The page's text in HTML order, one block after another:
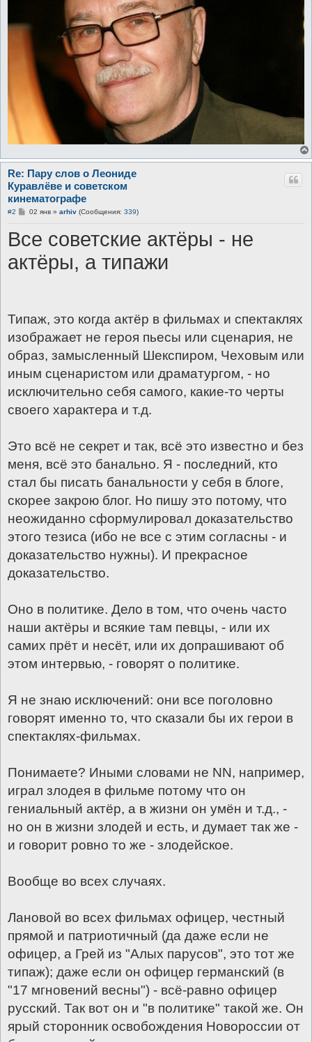
Re: Пару слов о Леониде
Куравлёве и советском
кинематографе
#2
С
б
щ
н
и
02 янв» arhiv(Сообщения: 339)
Все советские актёры - не
актёры, а типажи
Типаж, это когда актёр в фильмах и спектаклях
изображает не героя пьесы или сценария, не
образ, замысленный Шекспиром, Чеховым или
иным сценаристом или драматургом, - но
исключительно себя самого, какие-то черты
своего характера и т.д.
Это всё не секрет и так, всё это известно и без
меня, всё это банально. Я - последний, кто
стал бы писать банальности у себя в блоге,
скорее закрою блог. Но пишу это потому, что
неожиданно сформулировал доказательство
этого тезиса (ибо не все с этим согласны - и
доказательство нужны). И прекрасное
доказательство.
Оно в политике. Дело в том, что очень часто
наши актёры и всякие там певцы, - или их
самих прёт и несёт, или их допрашивают об
этом интервью, - говорят о политике.
Я не знаю исключений: они все поголовно
говорят именно то, что сказали бы их герои в
спектаклях-фильмах.
Понимаете? Иными словами не NN, например,
играл злодея в фильме потому что он
гениальный актёр, а в жизни он умён и т.д., -
но он в жизни злодей и есть, и думает так же -
и говорит ровно то же - злодейское.
Вообще во всех случаях.
Лановой во всех фильмах офицер, честный
прямой и патриотичный (да даже если не
офицер, а Грей из "Алых парусов", это тот же
типаж); даже если он офицер германский (в
"17 мгновений весны") - всё-равно офицер
русский. Так вот он и "в политике" такой же. Он
ярый сторонник освобождения Новороссии от